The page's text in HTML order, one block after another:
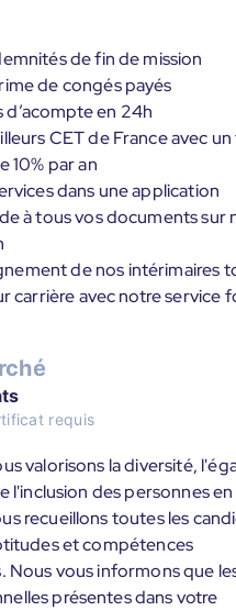
de fin de mission
de congés payés
d’acompte en 24h
CET de France avec
10% par an
dans une application
à tous vos documents sur
de nos intérimaires
carrière avec notre service
requis
valorisons la diversité,
l'inclusion des personnes
recueillons toutes les
et compétences
Nous vous informons que
présentes dans votre